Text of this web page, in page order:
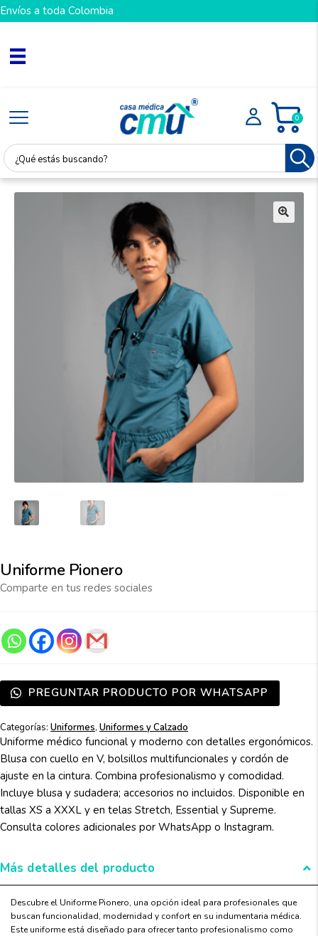
Envíos a toda Colombia
0
Uniforme Pionero
Comparte en tus redes sociales
PREGUNTAR PRODUCTO POR WHATSAPP
Categorías: Uniformes, Uniformes y Calzado
Uniforme médico funcional y moderno con detalles ergonómicos.
Blusa con cuello en V, bolsillos multifuncionales y cordón de
ajuste en la cintura. Combina profesionalismo y comodidad.
Incluye blusa y sudadera; accesorios no incluidos. Disponible en
tallas XS a XXXL y en telas Stretch, Essential y Supreme.
Consulta colores adicionales por WhatsApp o Instagram.
Más detalles del producto
Descubre el Uniforme Pionero, una opción ideal para profesionales que
buscan funcionalidad, modernidad y confort en su indumentaria médica.
Este uniforme está diseñado para ofrecer tanto profesionalismo como